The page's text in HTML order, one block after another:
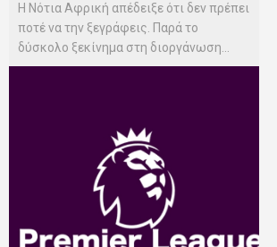
Η Νότια Αφρική απέδειξε ότι δεν πρέπει
ποτέ να την ξεγράφεις. Παρά το
δύσκολο ξεκίνημα στη διοργάνωση...